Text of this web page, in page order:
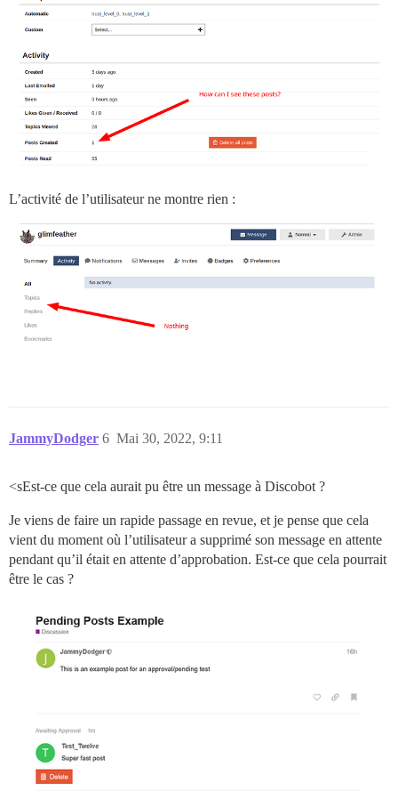
L’activité de l’utilisateur ne montre rien :
JammyDodger Mai 30, 2022, 9:11
6
<sEst-ce que cela aurait pu être un message à Discobot ?
Je viens de faire un rapide passage en revue, et je pense que cela
vient du moment où l’utilisateur a supprimé son message en attente
pendant qu’il était en attente d’approbation. Est-ce que cela pourrait
être le cas ?